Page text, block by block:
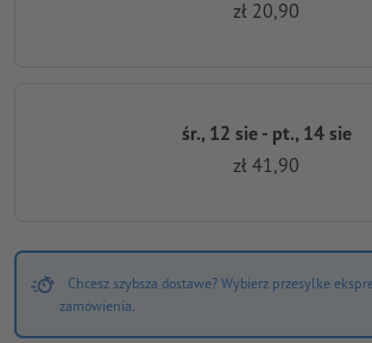
zł 20,90
śr., 12 sie - pt., 14 sie
zł 41,90
Chcesz szybsza dostawe? Wybierz przesylke
zamówienia.